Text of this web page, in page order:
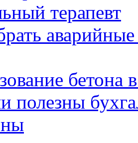
терапевт
бетона
полезны